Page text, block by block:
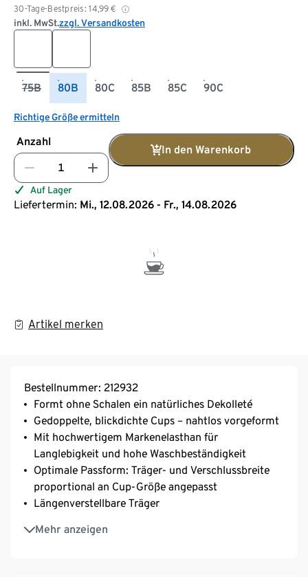
30-Tage-Bestpreis: 14,99 €
inkl. MwSt.zzgl. Versandkosten
75B 80B 80C 85B 85C 90C
Richtige Größe ermitteln
Anzahl
In den Warenkorb
Auf Lager
Liefertermin: Mi., 12.08.2026 - Fr., 14.08.2026
Artikel merken
Bestellnummer: 212932
Formt ohne Schalen ein natürliches Dekolleté
Gedoppelte, blickdichte Cups – nahtlos vorgeformt
Mit hochwertigem Markenelasthan für
Langlebigkeit und hohe Waschbeständigkeit
Optimale Passform: Träger- und Verschlussbreite
proportional an Cup-Größe angepasst
Längenverstellbare Träger
Mehr anzeigen
3-fach verstellbarer SoftSeal®-Häkchenverschluss